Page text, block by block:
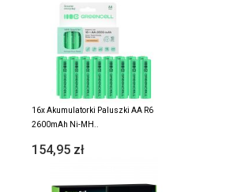
16x Akumulatorki Paluszki AA R6
2600mAh Ni-MH..
154,95 zł